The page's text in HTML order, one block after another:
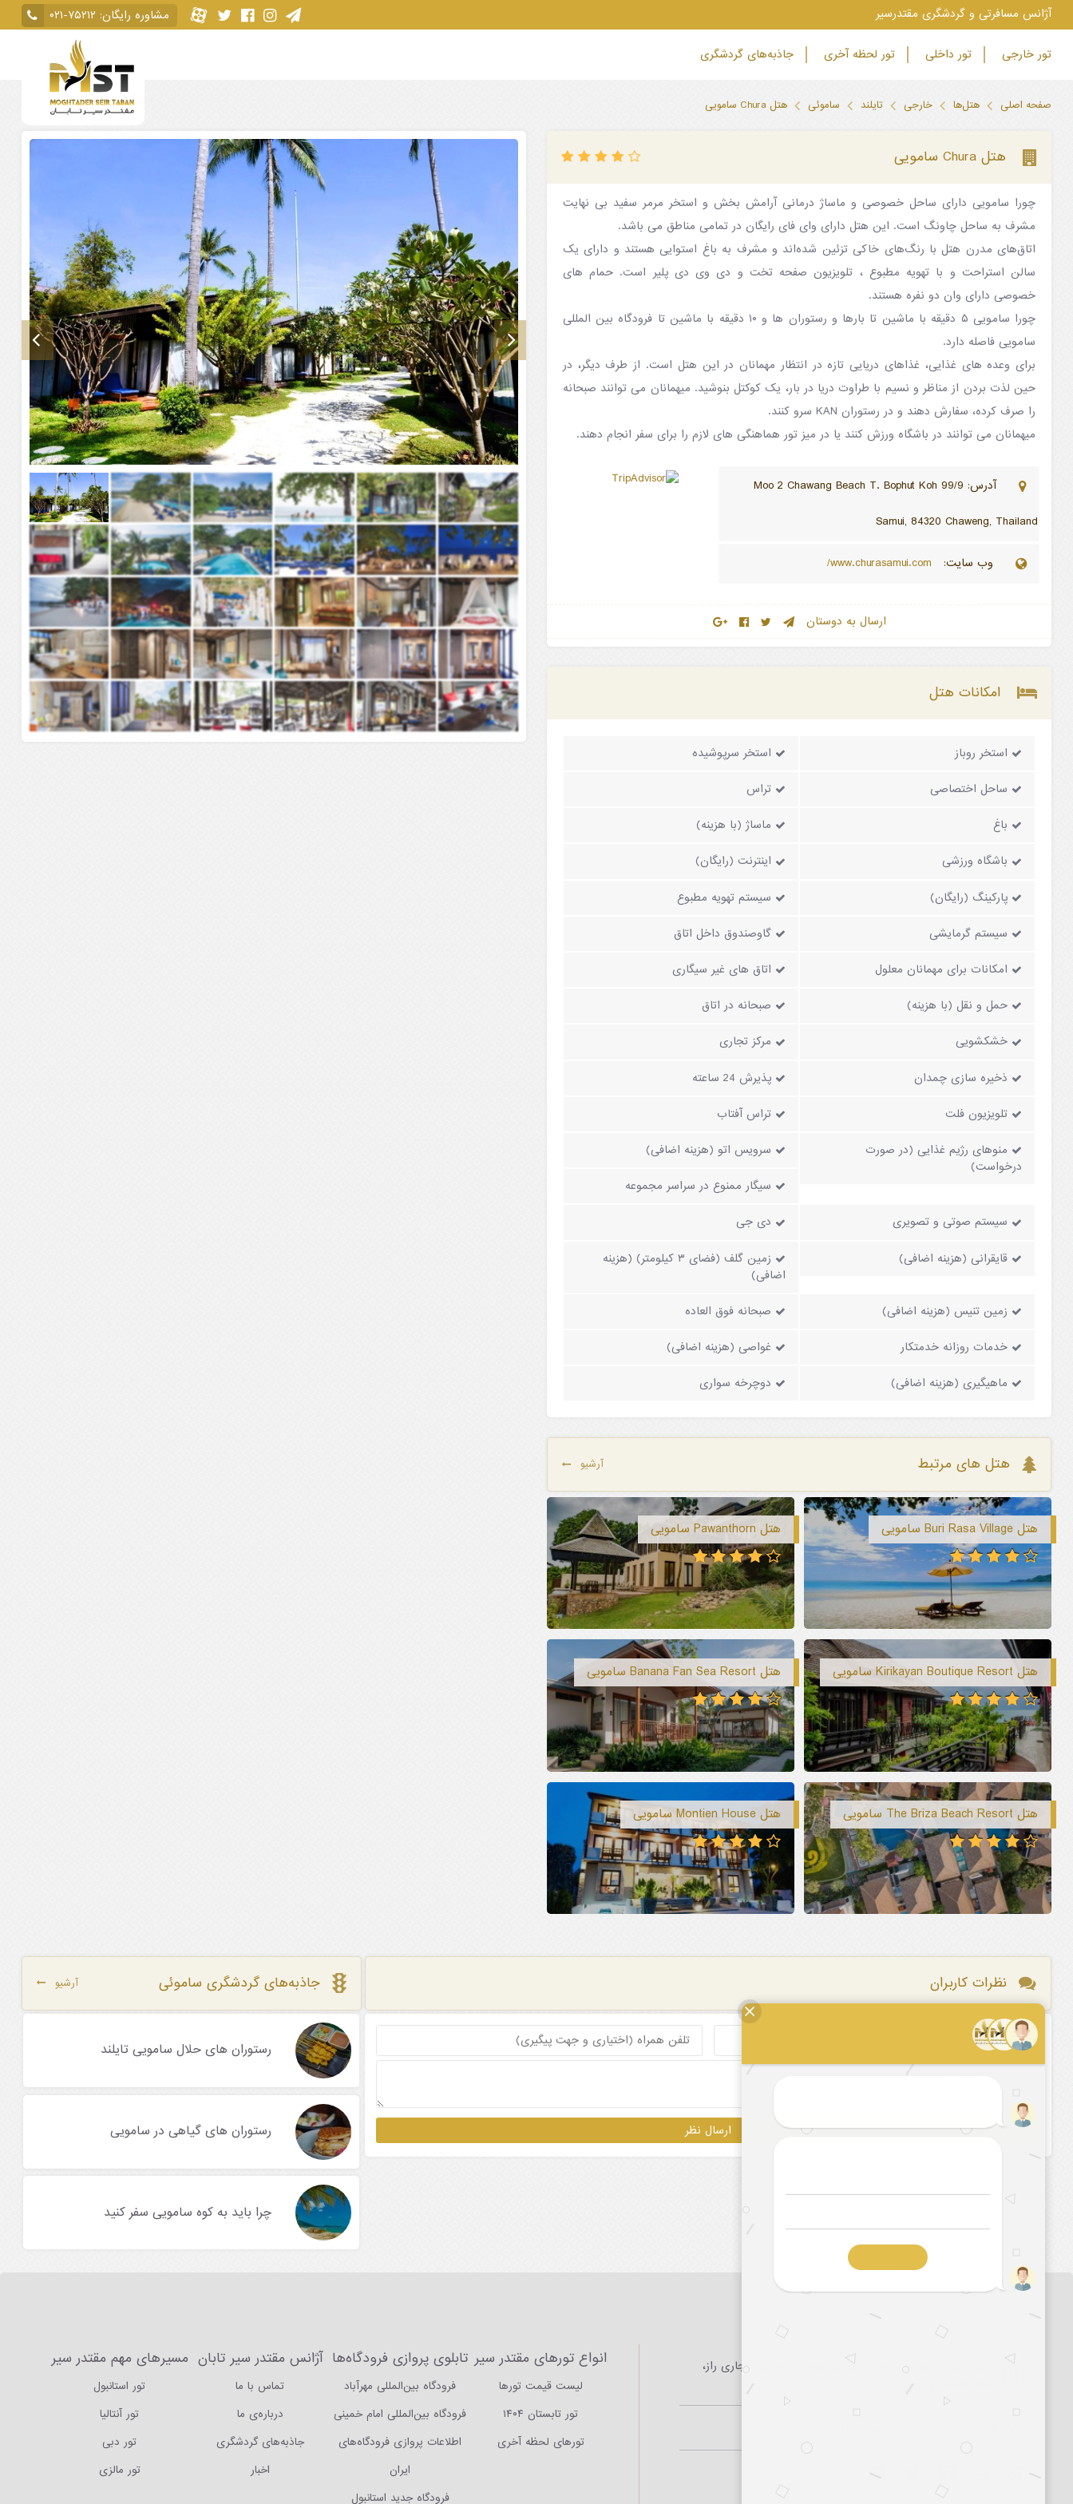
‫آژانس مسافرتی و گردشگری مقتدرسیر مشاوره رایگان: ۰۲۱-۷۵۲۱۲
تور خارجی تور داخلی تور لحظه آخری جاذبه‌های گردشگری
صفحه اصلی هتل‌ها خارجی تایلند ساموئی هتل Chura سامویی
هتل Chura سامویی
چورا سامویی دارای ساحل خصوصی و ماساژ درمانی آرامش بخش و استخر مرمر سفید بی نهایت
مشرف به ساحل چاونگ است. این هتل دارای وای فای رایگان در تمامی مناطق می باشد.
اتاق‌های مدرن هتل با رنگ‌های خاکی تزئین شده‌اند و مشرف به باغ استوایی هستند و دارای یک
سالن استراحت و با تهویه مطبوع ، تلویزیون صفحه تخت و دی وی دی پلیر است. حمام های
خصوصی دارای وان دو نفره هستند.
چورا سامویی ۵ دقیقه با ماشین تا بارها و رستوران ها و ۱۰ دقیقه با ماشین تا فرودگاه بین المللی
سامویی فاصله دارد.
برای وعده های غذایی، غذاهای دریایی تازه در انتظار مهمانان در این هتل است. از طرف دیگر، در
حین لذت بردن از مناظر و نسیم با طراوت دریا در بار، یک کوکتل بنوشید. میهمانان می توانند صبحانه
را صرف کرده، سفارش دهند و در رستوران KAN سرو کنند.
میهمانان می توانند در باشگاه ورزش کنند یا در میز تور هماهنگی های لازم را برای سفر انجام دهند.
آدرس: 99/9 Moo 2 Chawang Beach T. Bophut Koh
Samui, 84320 Chaweng, Thailand
وب سایت:
ارسال به دوستان
امکانات هتل
استخر روباز استخر سرپوشیده
ساحل اختصاصی تراس
باغ ماساژ (با هزینه)
باشگاه ورزشی اینترنت (رایگان)
پارکینگ (رایگان) سیستم تهویه مطبوع
سیستم گرمایشی گاوصندوق داخل اتاق
امکانات برای مهمانان معلول اتاق های غیر سیگاری
حمل و نقل (با هزینه) صبحانه در اتاق
خشکشویی مرکز تجاری
ذخیره سازی چمدان پذیرش 24 ساعته
تلویزیون فلت تراس آفتاب
منوهای رژیم غذایی (در صورت
درخواست)
سرویس اتو (هزینه اضافی)
سیگار ممنوع در سراسر مجموعه
سیستم صوتی و تصویری دی جی
قایقرانی (هزینه اضافی)
زمین گلف (فضای ۳ کیلومتر) (هزینه
اضافی)
زمین تنیس (هزینه اضافی) صبحانه فوق العاده
خدمات روزانه خدمتکار غواصی (هزینه اضافی)
ماهیگیری (هزینه اضافی) دوچرخه سواری
هتل های مرتبط آرشیو
هتل Buri Rasa Village سامویی هتل Pawanthorn سامویی
هتل Kirikayan Boutique Resort سامویی هتل Banana Fan Sea Resort سامویی
هتل The Briza Beach Resort سامویی هتل Montien House سامویی
جاذبه‌های گردشگری ساموئی آرشیو
رستوران های حلال سامویی تایلند
رستوران های گیاهی در سامویی
چرا باید به کوه سامویی سفر کنید
نظرات کاربران
آدرس: تهران، بلوار میرداماد، خیابان حصاری، مجتمع تجاری راز،
طبقه همکف و اول
انواع تورهای مقتدر سیر
لیست قیمت تورها
تور تابستان ۱۴۰۴
تورهای لحظه آخری
تابلوی پروازی فرودگاه‌ها
فرودگاه بین‌المللی مهرآباد
فرودگاه بین‌المللی امام خمینی
اطلاعات پروازی فرودگاه‌های
ایران
فرودگاه جدید استانبول
آژانس مقتدر سیر تابان
تماس با ما
درباره‌ی ما
جاذبه‌های گردشگری
اخبار
مسیرهای مهم مقتدر سیر
تور استانبول
تور آنتالیا
تور دبی
تور مالزی